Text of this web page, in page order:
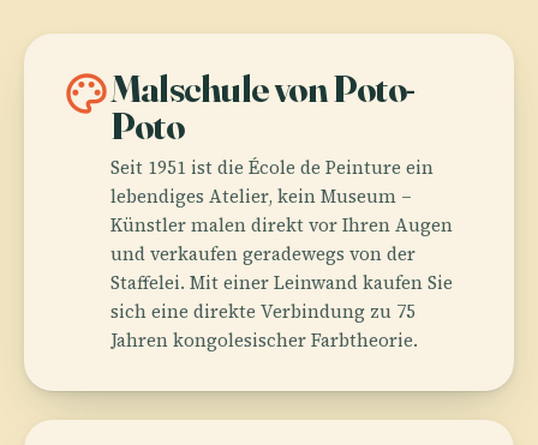
paletteMalschule von Poto-
Poto
Seit 1951 ist die École de Peinture ein
lebendiges Atelier, kein Museum –
Künstler malen direkt vor Ihren Augen
und verkaufen geradewegs von der
Staffelei. Mit einer Leinwand kaufen Sie
sich eine direkte Verbindung zu 75
Jahren kongolesischer Farbtheorie.